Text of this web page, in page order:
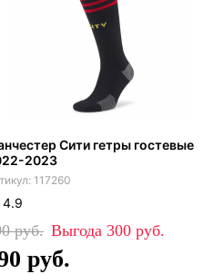
Сити гетры гостевые
2023
117260
4.9
300